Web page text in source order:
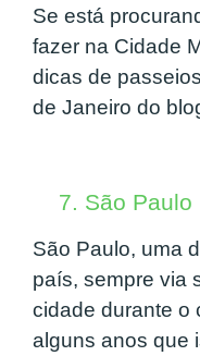
Se está
fazer na Cidade
dicas de
de Janeiro do
7. São Paulo
São Paulo, uma
país, sempre via
cidade durante o
alguns anos que